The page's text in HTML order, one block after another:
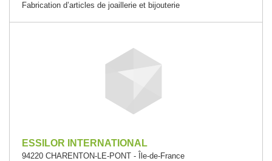
Fabrication d’articles de joaillerie et bijouterie
ESSILOR INTERNATIONAL
94220 CHARENTON-LE-PONT - Île-de-France